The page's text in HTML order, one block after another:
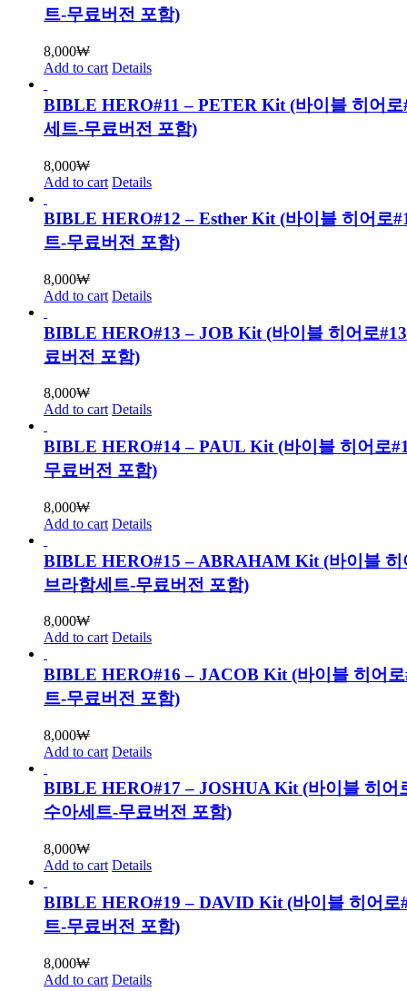
트-무료버전 포함)
8,000₩
Add to cart Details
BIBLE HERO#11 – PETER Kit (바이블 히어로
세트-무료버전 포함)
8,000₩
Add to cart Details
BIBLE HERO#12 – Esther Kit (바이블 히어로
트-무료버전 포함)
8,000₩
Add to cart Details
BIBLE HERO#13 – JOB Kit (바이블 히어로
료버전 포함)
8,000₩
Add to cart Details
BIBLE HERO#14 – PAUL Kit (바이블 히어로
무료버전 포함)
8,000₩
Add to cart Details
BIBLE HERO#15 – ABRAHAM Kit (바이블 히
브라함세트-무료버전 포함)
8,000₩
Add to cart Details
BIBLE HERO#16 – JACOB Kit (바이블 히어
트-무료버전 포함)
8,000₩
Add to cart Details
BIBLE HERO#17 – JOSHUA Kit (바이블 히어
수아세트-무료버전 포함)
8,000₩
Add to cart Details
BIBLE HERO#19 – DAVID Kit (바이블 히어로
트-무료버전 포함)
8,000₩
Add to cart Details